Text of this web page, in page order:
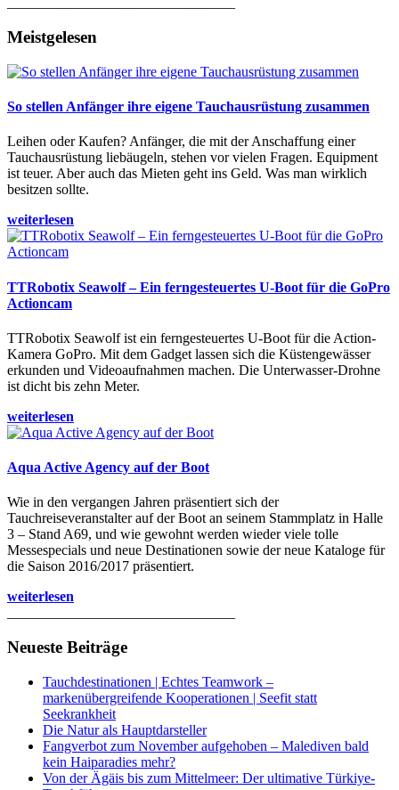
Meistgelesen
So stellen Anfänger ihre eigene Tauchausrüstung zusammen
Leihen oder Kaufen? Anfänger, die mit der Anschaffung einer
Tauchausrüstung liebäugeln, stehen vor vielen Fragen. Equipment
ist teuer. Aber auch das Mieten geht ins Geld. Was man wirklich
besitzen sollte.
weiterlesen
TTRobotix Seawolf – Ein ferngesteuertes U-Boot für die GoPro
Actioncam
TTRobotix Seawolf ist ein ferngesteuertes U-Boot für die Action-
Kamera GoPro. Mit dem Gadget lassen sich die Küstengewässer
erkunden und Videoaufnahmen machen. Die Unterwasser-Drohne
ist dicht bis zehn Meter.
weiterlesen
Aqua Active Agency auf der Boot
Wie in den vergangen Jahren präsentiert sich der
Tauchreiseveranstalter auf der Boot an seinem Stammplatz in Halle
3 – Stand A69, und wie gewohnt werden wieder viele tolle
Messespecials und neue Destinationen sowie der neue Kataloge für
die Saison 2016/2017 präsentiert.
weiterlesen
Neueste Beiträge
Tauchdestinationen | Echtes Teamwork –
markenübergreifende Kooperationen | Seefit statt
Seekrankheit
Die Natur als Hauptdarsteller
Fangverbot zum November aufgehoben – Malediven bald
kein Haiparadies mehr?
Von der Ägäis bis zum Mittelmeer: Der ultimative Türkiye-